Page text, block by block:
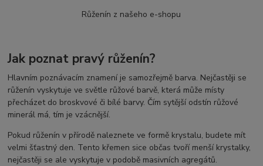
Růženín z našeho e-shopu
Jak poznat pravý růženín?
Hlavním poznávacím znamení je samozřejmě barva. Nejčastěji se
růženín vyskytuje ve světle růžové barvě, která může místy
přecházet do broskvové či bílé barvy. Čím sytější odstín růžové
minerál má, tím je vzácnější.
Pokud růženín v přírodě naleznete ve formě krystalu, budete mít
velmi šťastný den. Tento křemen sice občas tvoří menší krystalky,
nejčastěji se ale vyskytuje v podobě masivních agregátů.